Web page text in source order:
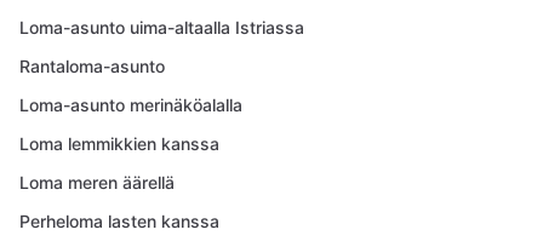
Loma-asunto uima-altaalla Istriassa
Rantaloma-asunto
Loma-asunto merinäköalalla
Loma lemmikkien kanssa
Loma meren äärellä
Perheloma lasten kanssa